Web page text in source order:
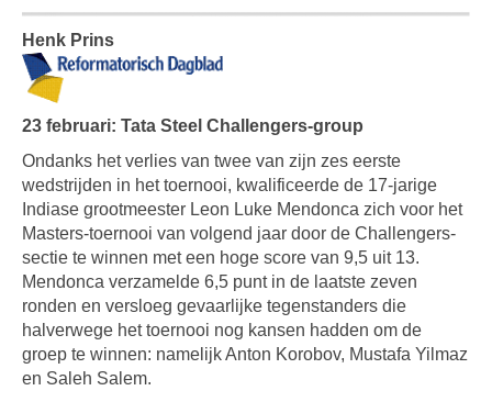
Henk Prins
23 februari: Tata Steel Challengers-group
Ondanks het verlies van twee van zijn zes eerste
wedstrijden in het toernooi, kwalificeerde de 17-jarige
Indiase grootmeester Leon Luke Mendonca zich voor het
Masters-toernooi van volgend jaar door de Challengers-
sectie te winnen met een hoge score van 9,5 uit 13.
Mendonca verzamelde 6,5 punt in de laatste zeven
ronden en versloeg gevaarlijke tegenstanders die
halverwege het toernooi nog kansen hadden om de
groep te winnen: namelijk Anton Korobov, Mustafa Yilmaz
en Saleh Salem.